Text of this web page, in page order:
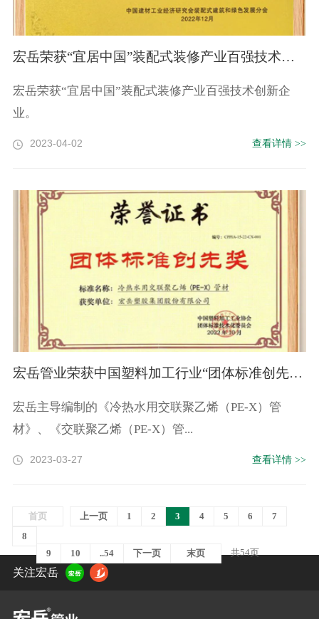
宏岳荣获“宜居中国”装配式装修产业百强技术创新企业
宏岳荣获“宜居中国”装配式装修产业百强技术创新企
业。
2023-04-02 查看详情 >>
宏岳管业荣获中国塑料加工行业“团体标准创先奖”
宏岳主导编制的《冷热水用交联聚乙烯（PE-X）管
材》、《交联聚乙烯（PE-X）管...
2023-03-27 查看详情 >>
首页 上一页 1 2 3 4 5 6
7
8
9
10 ..54 下一页 末页 共54页
关注宏岳